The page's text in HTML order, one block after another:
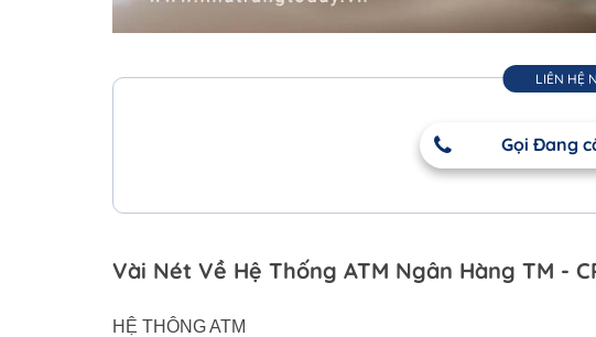
LIÊN HỆ
Gọi Đang
Vài Nét Về Hệ Thống ATM Ngân Hàng TM -
HỆ THÔNG ATM